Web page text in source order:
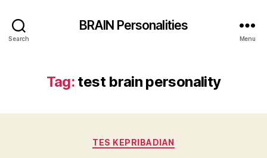
Search
BRAIN Personalities
Menu
Tag: test brain personality
Categories
TES KEPRIBADIAN